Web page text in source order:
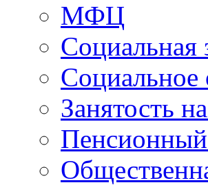
МФЦ
Социальная
Социальное
Занятость